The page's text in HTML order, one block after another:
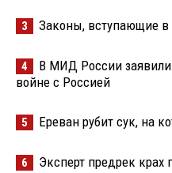
3 Законы, вступающие в
4
В МИД России
войне с Россией
5 Ереван рубит сук, на
6
Эксперт предрек